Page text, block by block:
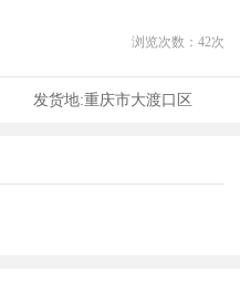
浏览次数： 42次
发货地:重庆市大渡口区